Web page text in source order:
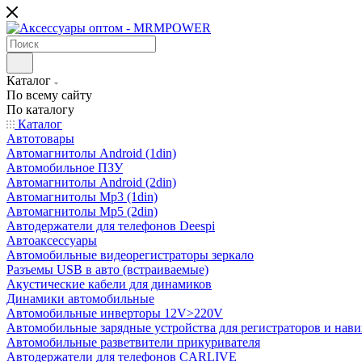
Каталог
По всему сайту
По каталогу
Каталог
Автотовары
Автомагнитолы Android (1din)
Автомобильное ПЗУ
Автомагнитолы Android (2din)
Автомагнитолы Mp3 (1din)
Автомагнитолы Mp5 (2din)
Автодержатели для телефонов Deespi
Автоаксессуары
Автомобильные видеорегистраторы зеркало
Разъемы USB в авто (встраиваемые)
Акустические кабели для динамиков
Динамики автомобильные
Автомобильные инверторы 12V>220V
Автомобильные зарядные устройства для регистраторов и
Автомобильные разветвители прикуривателя
Автодержатели для телефонов CARLIVE